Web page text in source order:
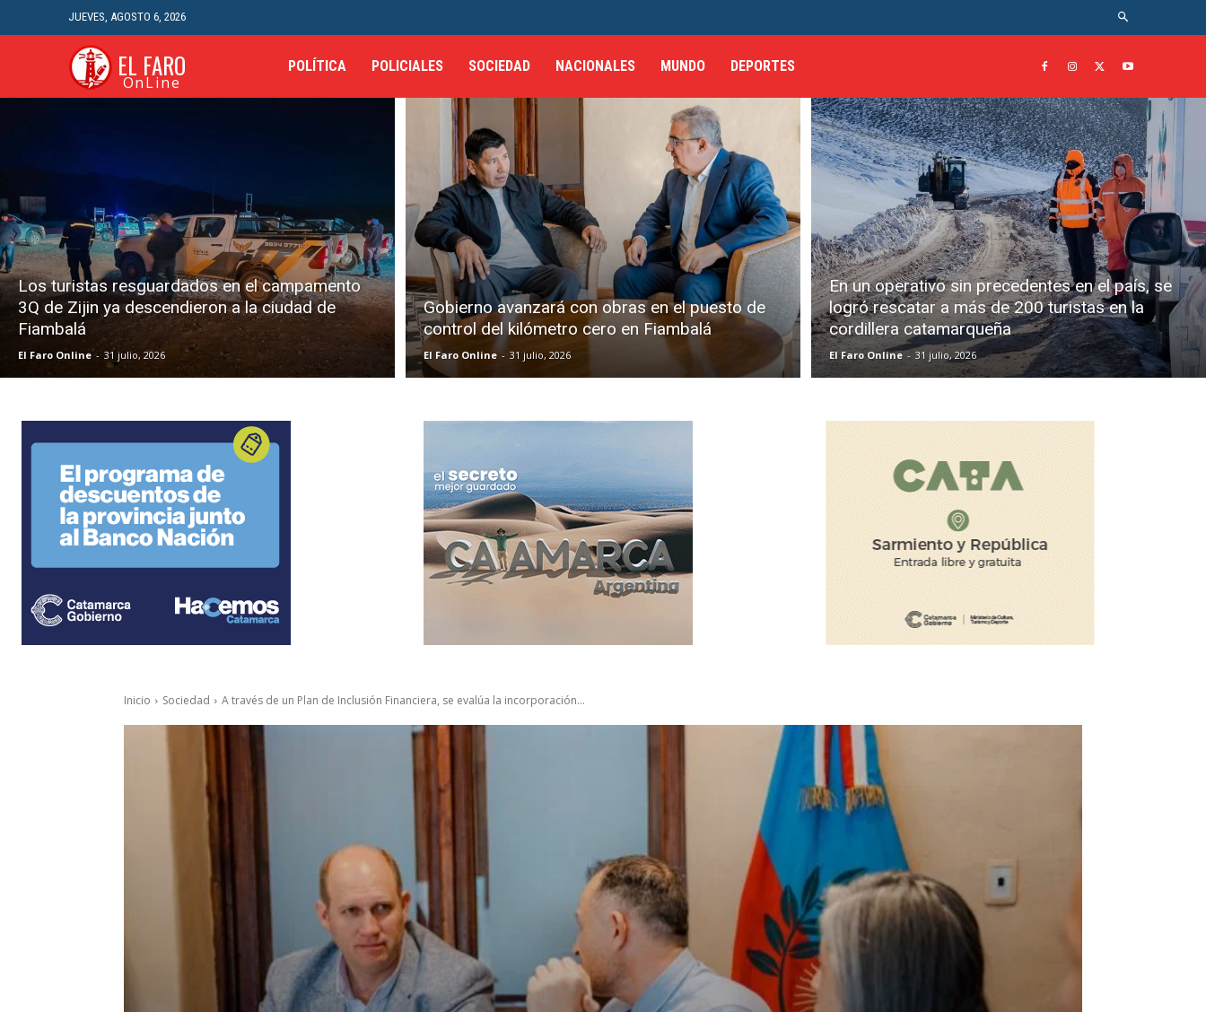
JUEVES, AGOSTO 6, 2026
EL FARO
OnLine
POLÍTICA POLICIALES SOCIEDAD NACIONALES MUNDO DEPORTES
Los turistas resguardados en el campamento
3Q de Zijin ya descendieron a la ciudad de
Fiambalá
El Faro Online - 31 julio, 2026
Gobierno avanzará con obras en el puesto de
control del kilómetro cero en Fiambalá
El Faro Online - 31 julio, 2026
En un operativo sin precedentes en el país, se
logró rescatar a más de 200 turistas en la
cordillera catamarqueña
El Faro Online - 31 julio, 2026
Inicio Sociedad A través de un Plan de Inclusión Financiera, se evalúa la incorporación...